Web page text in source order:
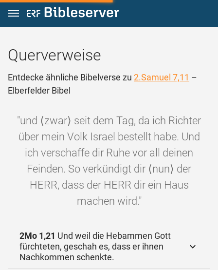
Zum Inhalt springen
Querverweise
Entdecke ähnliche Bibelverse zu 2.Samuel 7,11 –
Elberfelder Bibel
"und ⟨zwar⟩ seit dem Tag, da ich Richter
über mein Volk Israel bestellt habe. Und
ich verschaffe dir Ruhe vor all deinen
Feinden. So verkündigt dir ⟨nun⟩ der
HERR, dass der HERR dir ein Haus
machen wird."
2Mo 1,21 Und weil die Hebammen Gott
fürchteten, geschah es, dass er ihnen
Nachkommen schenkte.